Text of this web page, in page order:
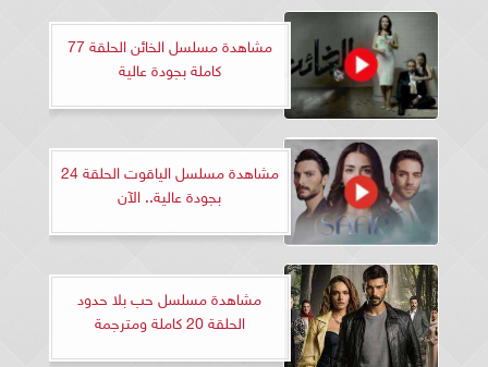
مشاهدة مسلسل الخائن الحلقة 77
كاملة بجودة عالية
مشاهدة مسلسل الياقوت الحلقة 24
بجودة عالية.. الآن
مشاهدة مسلسل حب بلا حدود
الحلقة 20 كاملة ومترجمة